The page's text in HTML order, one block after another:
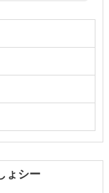
ょシー